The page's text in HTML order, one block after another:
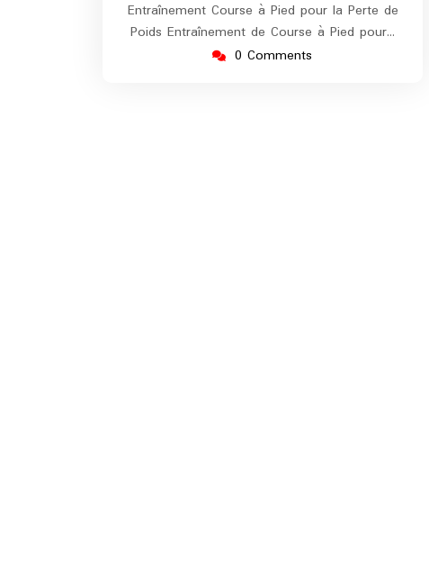
Entraînement Course à Pied pour la Perte de
Poids Entraînement de Course à Pied pour…
0 Comments